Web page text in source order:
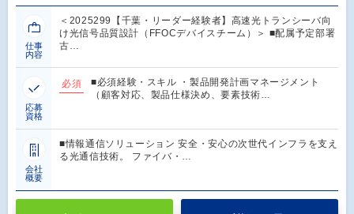
仕事
内容
＜2025299【千葉・リーダー経験者】高速光トランシーバ向
け光信号品質設計（FFOCデバイスチーム）＞ ■配属予定部署
古…
応募
資格
必須
■必須経験・スキル ・製品開発計画マネージメント
（顧客対応、製品仕様決め、要素技術…
会社
概要
■情報通信ソリューション 安全・安心の次世代インフラを支え
る光通信技術。 ファイバ・…